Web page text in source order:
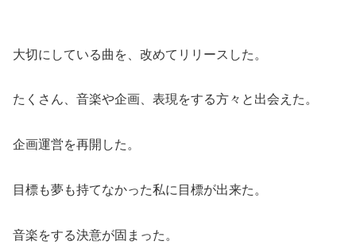
大切にしている曲を、改めてリリースした。
たくさん、音楽や企画、表現をする方々と出会えた。
企画運営を再開した。
目標も夢も持てなかった私に目標が出来た。
音楽をする決意が固まった。